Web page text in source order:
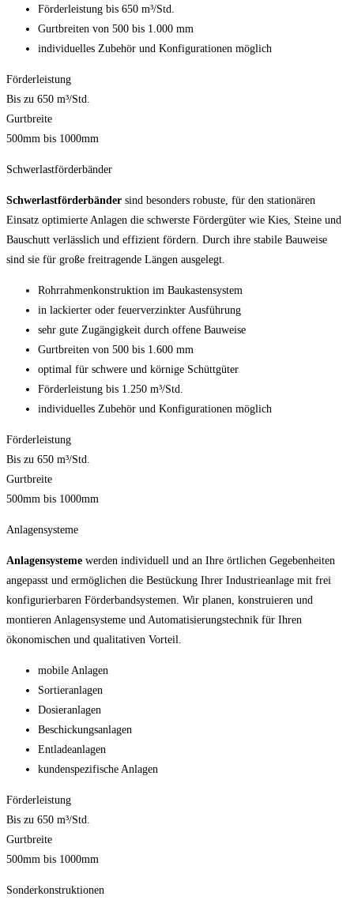
Förderleistung bis 650 m³/Std.
Gurtbreiten von 500 bis 1.000 mm
individuelles Zubehör und Konfigurationen möglich
Förderleistung
Bis zu 650 m³/Std.
Gurtbreite
500mm bis 1000mm
Schwerlastförderbänder
Schwerlastförderbänder sind besonders robuste, für den stationären
Einsatz optimierte Anlagen die schwerste Fördergüter wie Kies, Steine und
Bauschutt verlässlich und effizient fördern. Durch ihre stabile Bauweise
sind sie für große freitragende Längen ausgelegt.
Rohrrahmenkonstruktion im Baukastensystem
in lackierter oder feuerverzinkter Ausführung
sehr gute Zugängigkeit durch offene Bauweise
Gurtbreiten von 500 bis 1.600 mm
optimal für schwere und körnige Schüttgüter
Förderleistung bis 1.250 m³/Std.
individuelles Zubehör und Konfigurationen möglich
Förderleistung
Bis zu 650 m³/Std.
Gurtbreite
500mm bis 1000mm
Anlagensysteme
Anlagensysteme werden individuell und an Ihre örtlichen Gegebenheiten
angepasst und ermöglichen die Bestückung Ihrer Industrieanlage mit frei
konfigurierbaren Förderbandsystemen. Wir planen, konstruieren und
montieren Anlagensysteme und Automatisierungstechnik für Ihren
ökonomischen und qualitativen Vorteil.
mobile Anlagen
Sortieranlagen
Dosieranlagen
Beschickungsanlagen
Entladeanlagen
kundenspezifische Anlagen
Förderleistung
Bis zu 650 m³/Std.
Gurtbreite
500mm bis 1000mm
Sonderkonstruktionen